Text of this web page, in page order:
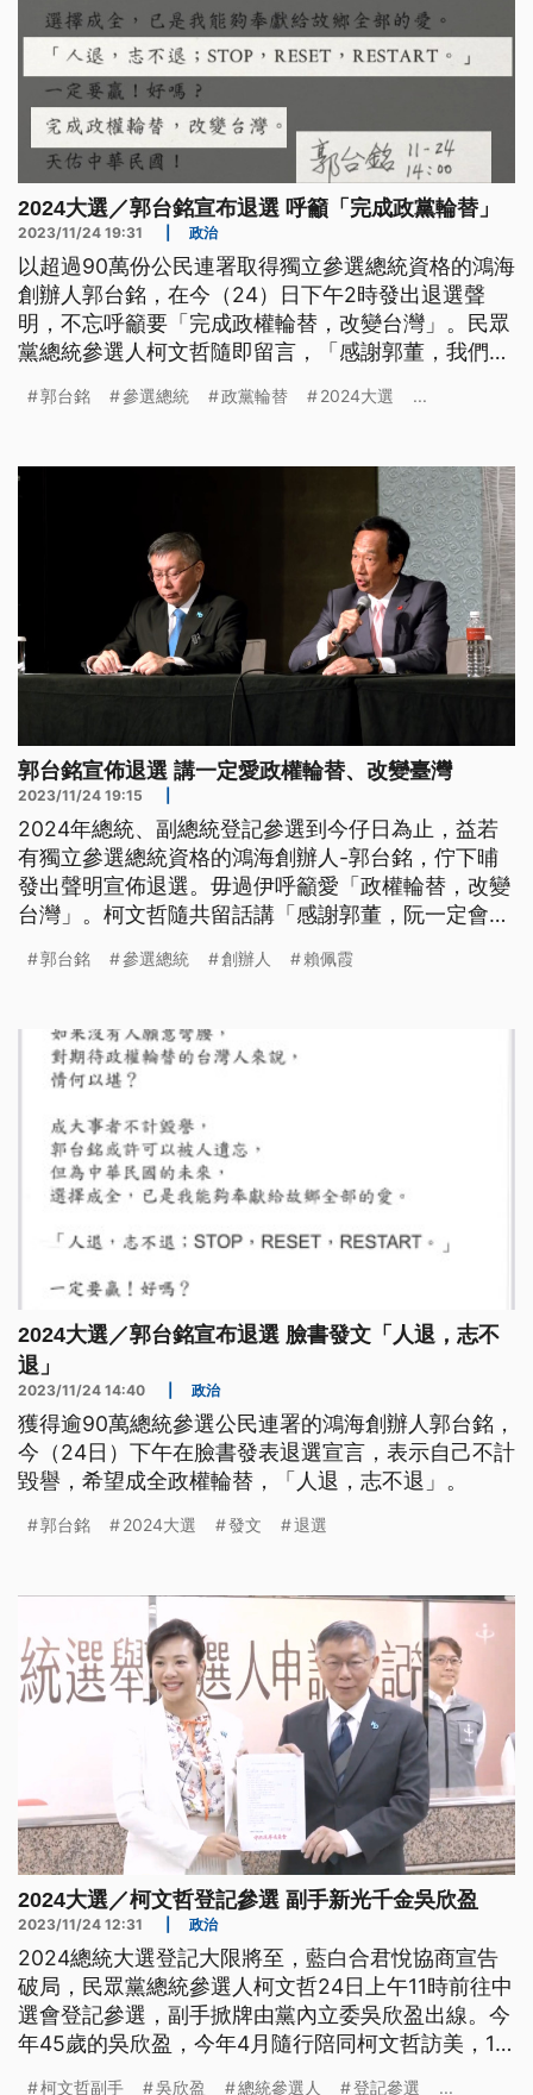
2024大選／郭台銘宣布退選 呼籲「完成政黨輪替」
2023/11/24 19:31 政治
以超過90萬份公民連署取得獨立參選總統資格的鴻海
創辦人郭台銘，在今（24）日下午2時發出退選聲
明，不忘呼籲要「完成政權輪替，改變台灣」。民眾
黨總統參選人柯文哲隨即留言，「感謝郭董，我們一
於賴佩霞是否重新申請美國籍，競辦則回應沒有相關
郭台銘 參選總統 政黨輪替 2024大選 ...
郭台銘宣佈退選 講一定愛政權輪替、改變臺灣
2023/11/24 19:15
2024年總統、副總統登記參選到今仔日為止，益若
有獨立參選總統資格的鴻海創辦人-郭台銘，佇下晡
發出聲明宣佈退選。毋過伊呼籲愛「政權輪替，改變
台灣」。柯文哲隨共留話講「感謝郭董，阮一定會
敢會重新申請咧？發言人是講暫時無拍算。（這條新
郭台銘 參選總統 創辦人 賴佩霞
2024大選／郭台銘宣布退選 臉書發文「人退，志不
退」
2023/11/24 14:40 政治
獲得逾90萬總統參選公民連署的鴻海創辦人郭台銘，
今（24日）下午在臉書發表退選宣言，表示自己不計
毀譽，希望成全政權輪替，「人退，志不退」。
郭台銘 2024大選 發文 退選
2024大選／柯文哲登記參選 副手新光千金吳欣盈
2023/11/24 12:31 政治
2024總統大選登記大限將至，藍白合君悅協商宣告
破局，民眾黨總統參選人柯文哲24日上午11時前往中
選會登記參選，副手掀牌由黨內立委吳欣盈出線。今
年45歲的吳欣盈，今年4月隨行陪同柯文哲訪美，10
柯文哲副手 吳欣盈 總統參選人 登記參選 ...